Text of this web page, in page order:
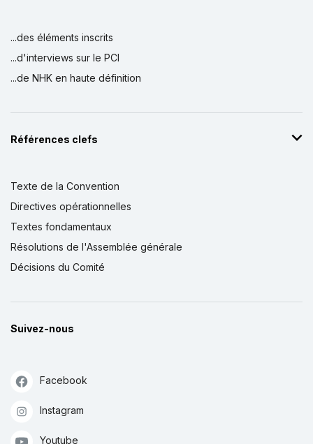
...des éléments inscrits
...d'interviews sur le PCI
...de NHK en haute définition
Références clefs
Texte de la Convention
Directives opérationnelles
Textes fondamentaux
Résolutions de l'Assemblée générale
Décisions du Comité
Suivez-nous
Facebook
Instagram
Youtube